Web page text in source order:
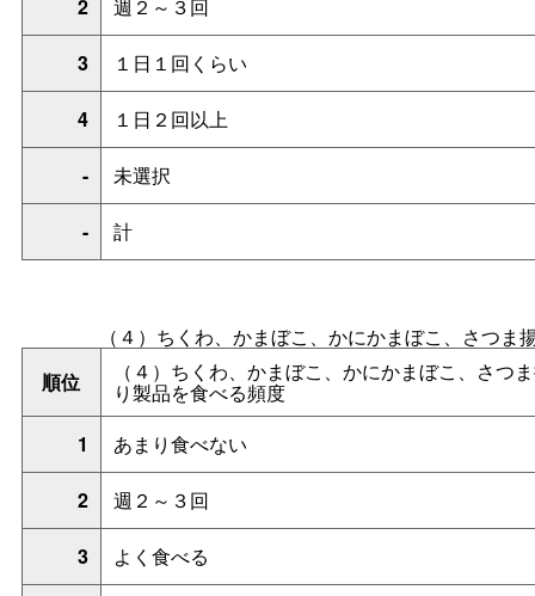
2 週２～３回
3 １日１回くらい
4 １日２回以上
- 未選択
- 計
（４）ちくわ、かまぼこ、かにかまぼこ、さつ
順位
（４）ちくわ、かまぼこ、かにかまぼこ、さつ
り製品を食べる頻度
1
あまり食べない
2 週２～３回
3 よく食べる